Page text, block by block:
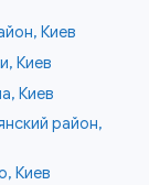
Киев
Киев
Киев
район,
Киев